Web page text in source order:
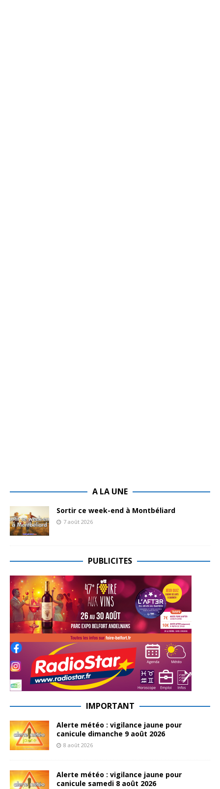
A LA UNE
Sortir ce week-end à Montbéliard
7 août 2026
PUBLICITES
IMPORTANT
Alerte météo : vigilance jaune pour
canicule dimanche 9 août 2026
8 août 2026
Alerte météo : vigilance jaune pour
canicule samedi 8 août 2026